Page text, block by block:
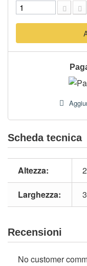
Scheda tecnica
Altezza:
Larghezza:
Recensioni
No customer